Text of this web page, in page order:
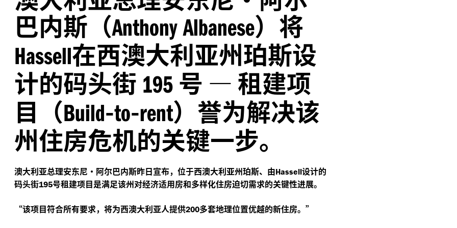
巴内斯（Anthony Albanese）将
Hassell在西澳大利亚州珀斯设
计的码头街 195 号 — 租建项
目（Build-to-rent）誉为解决该
州住房危机的关键一步。
澳大利亚总理安东尼·阿尔巴内斯昨日宣布，位于西澳大利亚州珀斯、由Hassell设计的
码头街195号租建项目是满足该州对经济适用房和多样化住房迫切需求的关键性进展。
“该项目符合所有要求，将为西澳大利亚人提供200多套地理位置优越的新住房。”